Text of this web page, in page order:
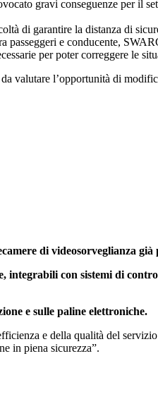
gravi conseguenze per il
di garantire la distanza di
e conducente,
per poter correggere le
valutare l’opportunità di
di videosorveglianza
con sistemi di
e sulle paline elettroniche.
e della qualità del
in piena sicurezza”.